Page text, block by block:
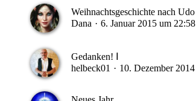
Weihnachtsgeschichte nach
Dana 6. Januar 2015 um 22:58
Gedanken! Ⅰ
helbeck01 10. Dezember